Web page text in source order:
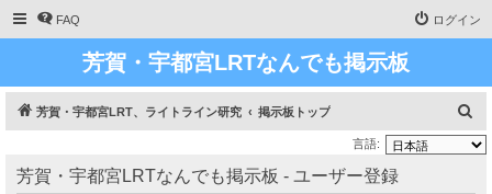
FAQ ログイン
芳賀・宇都宮LRTなんでも掲示板
芳賀・宇都宮LRT、ライトライン研究 掲示板トップ
索
言語:
芳賀・宇都宮LRTなんでも掲示板 - ユーザー登録